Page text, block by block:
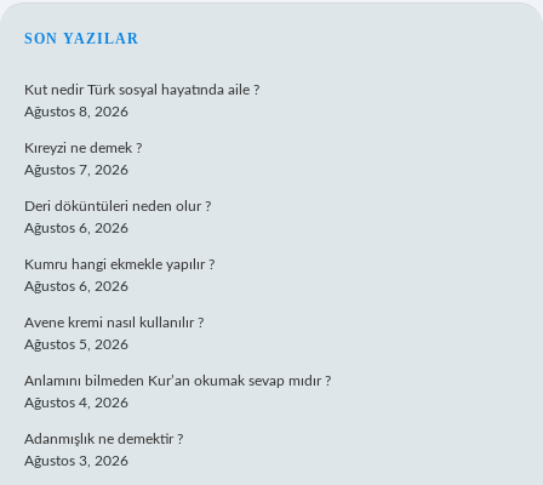
SIDEBAR
SON YAZILAR
Kut nedir Türk sosyal hayatında aile ?
Ağustos 8, 2026
Kıreyzi ne demek ?
Ağustos 7, 2026
Deri döküntüleri neden olur ?
Ağustos 6, 2026
Kumru hangi ekmekle yapılır ?
Ağustos 6, 2026
Avene kremi nasıl kullanılır ?
Ağustos 5, 2026
Anlamını bilmeden Kur’an okumak sevap mıdır ?
Ağustos 4, 2026
Adanmışlık ne demektir ?
Ağustos 3, 2026